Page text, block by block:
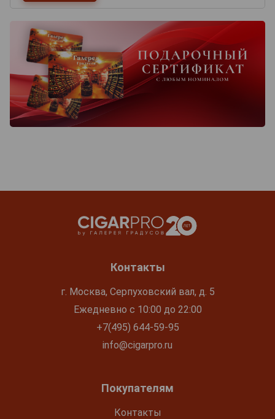
Контакты
г. Москва, Серпуховский вал, д. 5
Ежедневно с 10:00 до 22:00
+7(495) 644-59-95
info@cigarpro.ru
Покупателям
Контакты